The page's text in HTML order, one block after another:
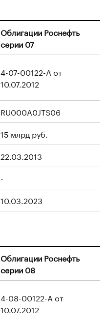
Облигации Роснефть
серии 07
4-07-00122-A от
10.07.2012
RU000A0JTS06
15 млрд руб.
22.03.2013
-
10.03.2023
Облигации Роснефть
серии 08
4-08-00122-A от
10.07.2012